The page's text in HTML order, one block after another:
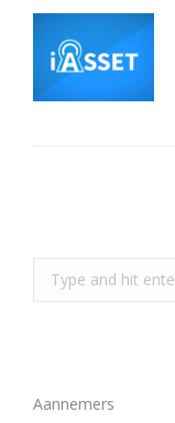
Search:
Aannemers